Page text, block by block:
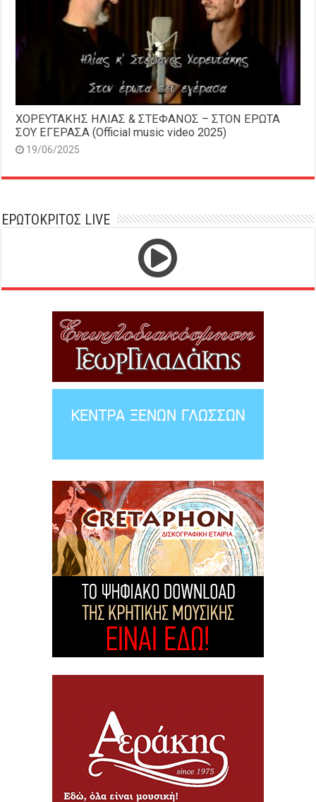
ΧΟΡΕΥΤΑΚΗΣ ΗΛΙΑΣ & ΣΤΕΦΑΝΟΣ – ΣΤΟΝ ΕΡΩΤΑ
ΣΟΥ ΕΓΕΡΑΣΑ (Official music video 2025)
19/06/2025
ΕΡΩΤΟΚΡΙΤΟΣ LIVE